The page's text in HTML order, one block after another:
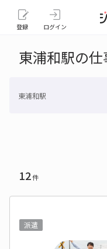
登録 ログイン
東浦和駅の仕
東浦和駅
12件
派遣